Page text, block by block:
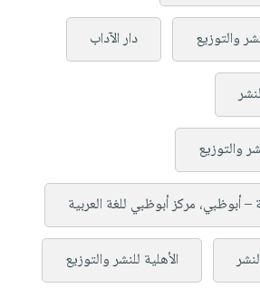
والتوزيع دار الآداب
والتوزيع
– أبوظبي، مركز أبوظبي للغة العربية
الأهلية للنشر والتوزيع